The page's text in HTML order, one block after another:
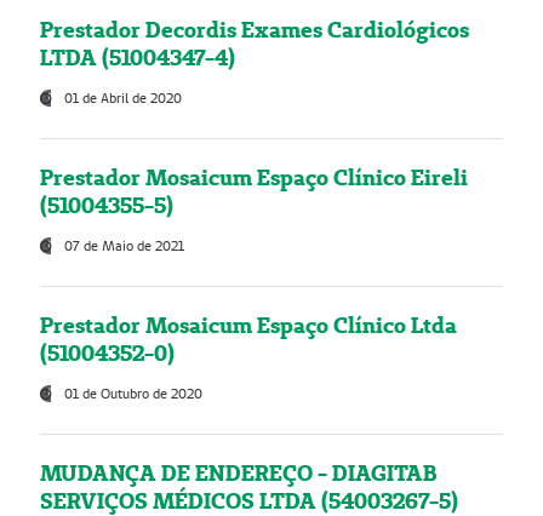
Prestador Decordis Exames Cardiológicos
LTDA (51004347-4)
01 de Abril de 2020
Prestador Mosaicum Espaço Clínico Eireli
(51004355-5)
07 de Maio de 2021
Prestador Mosaicum Espaço Clínico Ltda
(51004352-0)
01 de Outubro de 2020
MUDANÇA DE ENDEREÇO - DIAGITAB
SERVIÇOS MÉDICOS LTDA (54003267-5)